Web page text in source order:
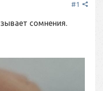
#1
сомнения.